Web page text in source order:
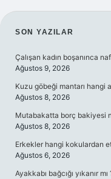
SIDEBAR
SON YAZILAR
Çalışan kadın boşanınca
Ağustos 9, 2026
Kuzu göbeği mantarı hangi
Ağustos 8, 2026
Mutabakatta borç bakiyesi
Ağustos 8, 2026
Erkekler hangi kokulardan
Ağustos 6, 2026
Ayakkabı bağcığı yıkanır mı